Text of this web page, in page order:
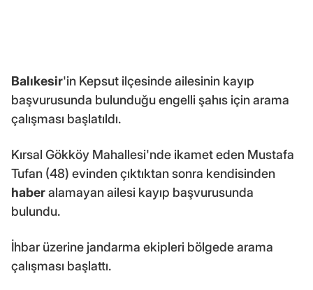
Balıkesir'in Kepsut ilçesinde ailesinin kayıp
başvurusunda bulunduğu engelli şahıs için arama
çalışması başlatıldı.
Kırsal Gökköy Mahallesi'nde ikamet eden Mustafa
Tufan (48) evinden çıktıktan sonra kendisinden
haberalamayan ailesi kayıp başvurusunda
bulundu.
İhbar üzerine jandarma ekipleri bölgede arama
çalışması başlattı.